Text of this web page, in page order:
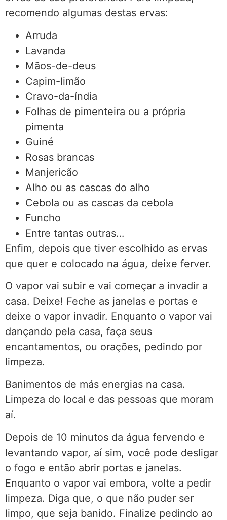
recomendo algumas destas ervas:
Arruda
Lavanda
Mãos-de-deus
Capim-limão
Cravo-da-índia
Folhas de pimenteira ou a própria
pimenta
Guiné
Rosas brancas
Manjericão
Alho ou as cascas do alho
Cebola ou as cascas da cebola
Funcho
Entre tantas outras…
Enfim, depois que tiver escolhido as ervas
que quer e colocado na água, deixe ferver.
O vapor vai subir e vai começar a invadir a
casa. Deixe! Feche as janelas e portas e
deixe o vapor invadir. Enquanto o vapor vai
dançando pela casa, faça seus
encantamentos, ou orações, pedindo por
limpeza.
Banimentos de más energias na casa.
Limpeza do local e das pessoas que moram
aí.
Depois de 10 minutos da água fervendo e
levantando vapor, aí sim, você pode desligar
o fogo e então abrir portas e janelas.
Enquanto o vapor vai embora, volte a pedir
limpeza. Diga que, o que não puder ser
limpo, que seja banido. Finalize pedindo ao